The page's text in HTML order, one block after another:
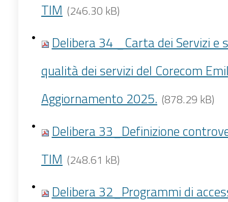
TIM (246.30 kB)
Delibera 34 _Carta dei Servizi e
qualità dei servizi del Corecom
Aggiornamento 2025. (878.29 kB)
Delibera 33_Definizione
TIM (248.61 kB)
Delibera 32_Programmi di